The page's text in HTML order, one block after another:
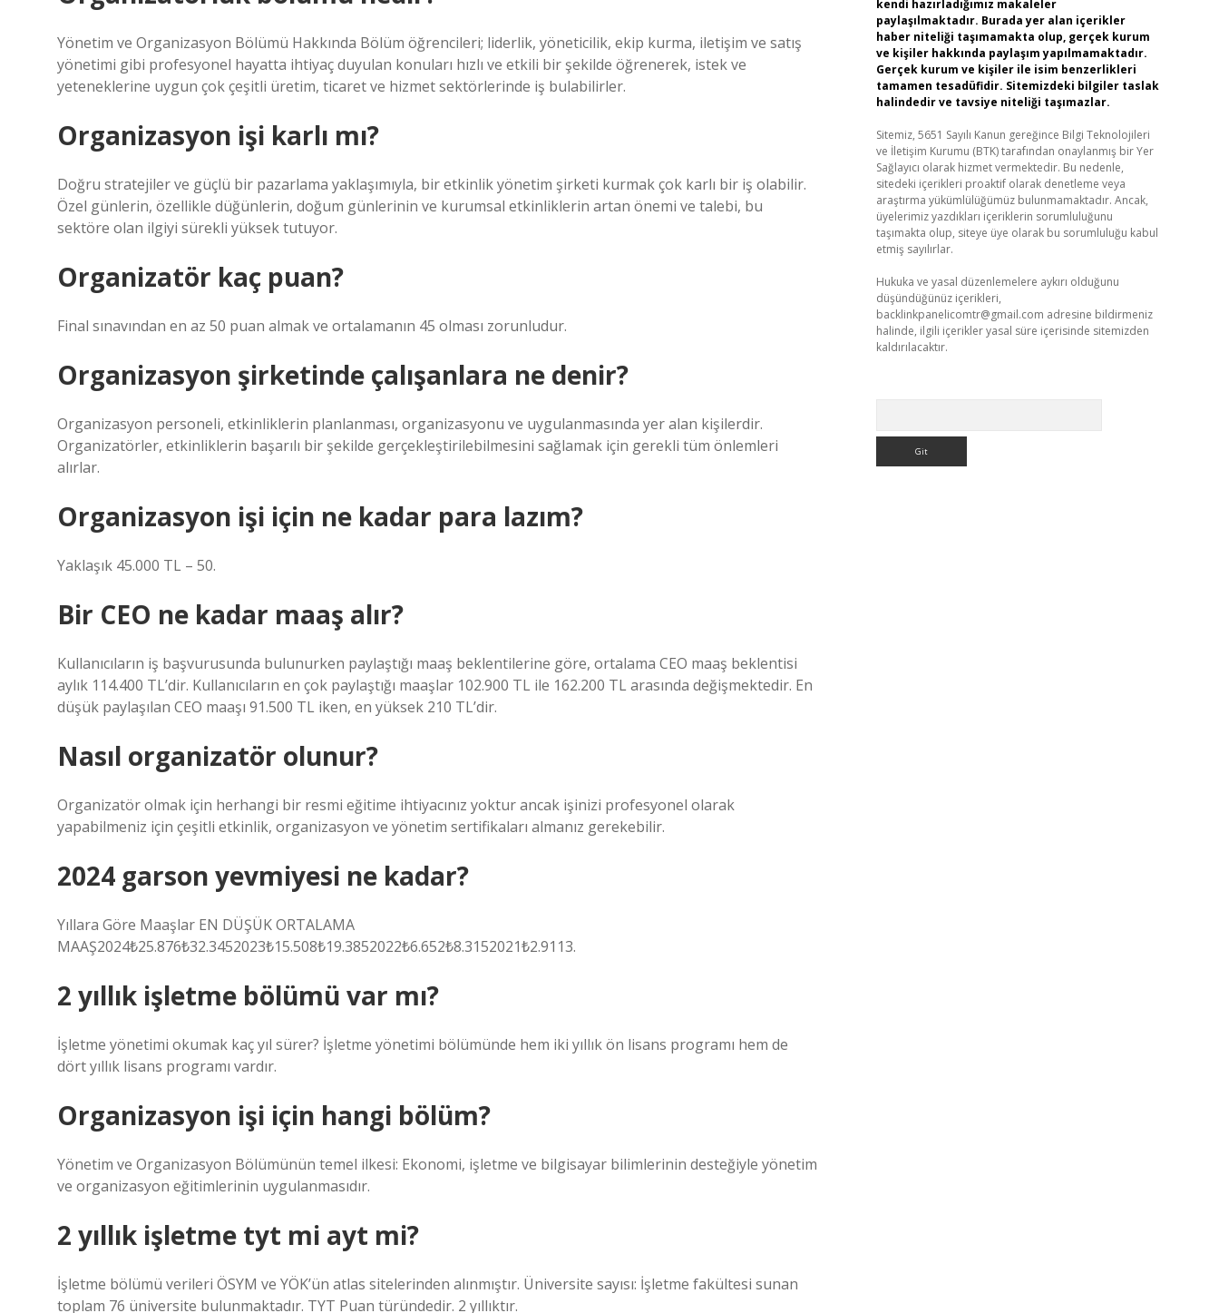
Yönetim ve Organizasyon Bölümü Hakkında Bölüm öğrencileri; liderlik, yöneticilik, ekip kurma, iletişim ve satış
yönetimi gibi profesyonel hayatta ihtiyaç duyulan konuları hızlı ve etkili bir şekilde öğrenerek, istek ve
yeteneklerine uygun çok çeşitli üretim, ticaret ve hizmet sektörlerinde iş bulabilirler.
Organizasyon işi karlı mı?
Doğru stratejiler ve güçlü bir pazarlama yaklaşımıyla, bir etkinlik yönetim şirketi kurmak çok karlı bir iş olabilir.
Özel günlerin, özellikle düğünlerin, doğum günlerinin ve kurumsal etkinliklerin artan önemi ve talebi, bu
sektöre olan ilgiyi sürekli yüksek tutuyor.
Organizatör kaç puan?
Final sınavından en az 50 puan almak ve ortalamanın 45 olması zorunludur.
Organizasyon şirketinde çalışanlara ne denir?
Organizasyon personeli, etkinliklerin planlanması, organizasyonu ve uygulanmasında yer alan kişilerdir.
Organizatörler, etkinliklerin başarılı bir şekilde gerçekleştirilebilmesini sağlamak için gerekli tüm önlemleri
alırlar.
Organizasyon işi için ne kadar para lazım?
Yaklaşık 45.000 TL – 50.
Bir CEO ne kadar maaş alır?
Kullanıcıların iş başvurusunda bulunurken paylaştığı maaş beklentilerine göre, ortalama CEO maaş beklentisi
aylık 114.400 TL’dir. Kullanıcıların en çok paylaştığı maaşlar 102.900 TL ile 162.200 TL arasında değişmektedir. En
düşük paylaşılan CEO maaşı 91.500 TL iken, en yüksek 210 TL’dir.
Nasıl organizatör olunur?
Organizatör olmak için herhangi bir resmi eğitime ihtiyacınız yoktur ancak işinizi profesyonel olarak
yapabilmeniz için çeşitli etkinlik, organizasyon ve yönetim sertifikaları almanız gerekebilir.
2024 garson yevmiyesi ne kadar?
Yıllara Göre Maaşlar EN DÜŞÜK ORTALAMA
MAAŞ2024₺25.876₺32.3452023₺15.508₺19.3852022₺6.652₺8.3152021₺2.9113.
2 yıllık işletme bölümü var mı?
İşletme yönetimi okumak kaç yıl sürer? İşletme yönetimi bölümünde hem iki yıllık ön lisans programı hem de
dört yıllık lisans programı vardır.
Organizasyon işi için hangi bölüm?
Yönetim ve Organizasyon Bölümünün temel ilkesi: Ekonomi, işletme ve bilgisayar bilimlerinin desteğiyle yönetim
ve organizasyon eğitimlerinin uygulanmasıdır.
2 yıllık işletme tyt mi ayt mi?
İşletme bölümü verileri ÖSYM ve YÖK’ün atlas sitelerinden alınmıştır. Üniversite sayısı: İşletme fakültesi sunan
toplam 76 üniversite bulunmaktadır. TYT Puan türündedir. 2 yıllıktır.
kendi hazırladığımız makaleler
paylaşılmaktadır. Burada yer alan içerikler
haber niteliği taşımamakta olup, gerçek kurum
ve kişiler hakkında paylaşım yapılmamaktadır.
Gerçek kurum ve kişiler ile isim benzerlikleri
tamamen tesadüfidir. Sitemizdeki bilgiler taslak
halindedir ve tavsiye niteliği taşımazlar.
Sitemiz, 5651 Sayılı Kanun gereğince Bilgi Teknolojileri
ve İletişim Kurumu (BTK) tarafından onaylanmış bir Yer
Sağlayıcı olarak hizmet vermektedir. Bu nedenle,
sitedeki içerikleri proaktif olarak denetleme veya
araştırma yükümlülüğümüz bulunmamaktadır. Ancak,
üyelerimiz yazdıkları içeriklerin sorumluluğunu
taşımakta olup, siteye üye olarak bu sorumluluğu kabul
etmiş sayılırlar.
Hukuka ve yasal düzenlemelere aykırı olduğunu
düşündüğünüz içerikleri,
backlinkpanelicomtr@gmail.com adresine bildirmeniz
halinde, ilgili içerikler yasal süre içerisinde sitemizden
kaldırılacaktır.